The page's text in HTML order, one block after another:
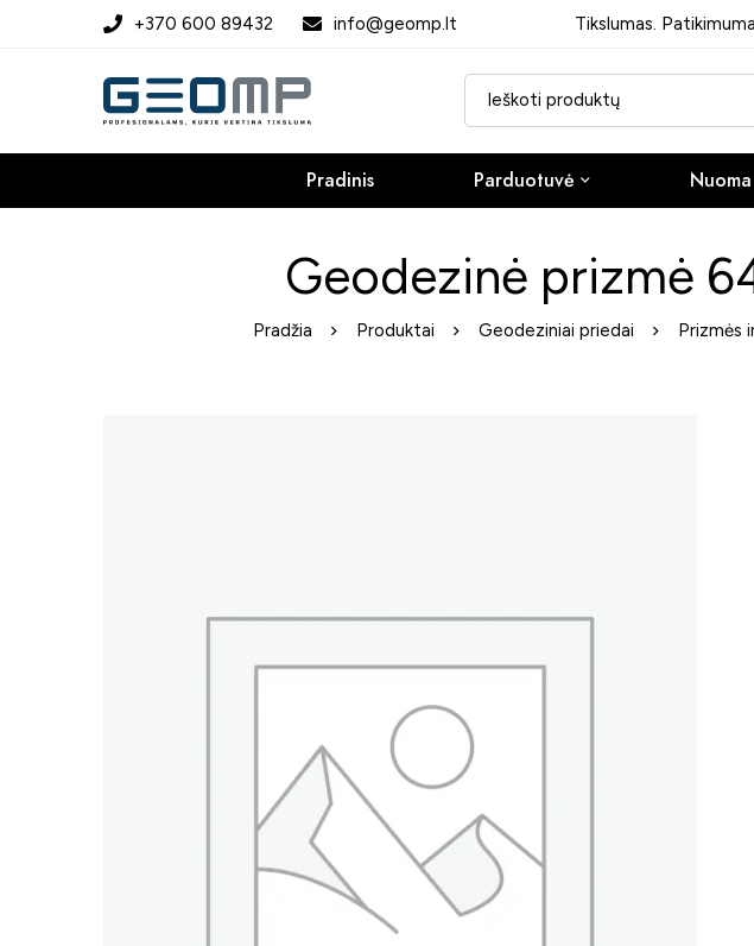
+370 600 89432 info@geomp.lt Tikslumas.
Pradinis Parduotuvė Nuoma
Geodezinė prizmė
Pradžia Produktai Geodeziniai priedai Prizmės